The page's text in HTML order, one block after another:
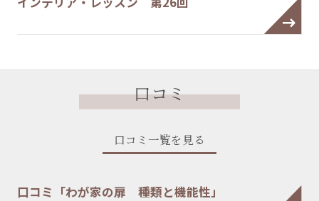
口コミ
口コミ一覧を見る
口コミ「わが家の扉 種類と機能性」